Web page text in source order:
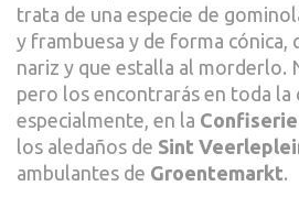
trata de una especie de
y frambuesa y de forma cónica,
nariz y que estalla al morderlo.
pero los encontrarás en toda la
especialmente, en la
los aledaños de Sint
ambulantes de Groentemarkt.